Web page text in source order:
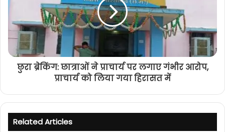
छुरा ब्रेकिंग: छात्राओं ने प्राचार्य पर लगाए गंभीर आरोप,
प्राचार्य को लिया गया हिरासत में
Related Articles